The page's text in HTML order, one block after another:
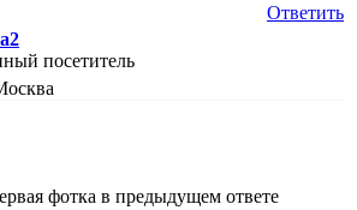
Ответить
посетитель
фотка в предыдущем ответе